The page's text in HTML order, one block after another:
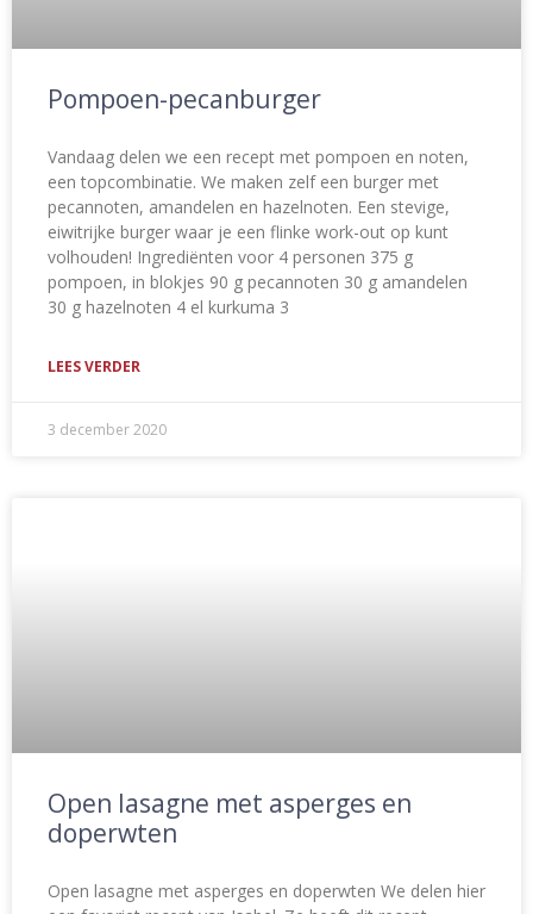
Pompoen-pecanburger
Vandaag delen we een recept met pompoen en noten,
een topcombinatie. We maken zelf een burger met
pecannoten, amandelen en hazelnoten. Een stevige,
eiwitrijke burger waar je een flinke work-out op kunt
volhouden! Ingrediënten voor 4 personen 375 g
pompoen, in blokjes 90 g pecannoten 30 g amandelen
30 g hazelnoten 4 el kurkuma 3
LEES VERDER
3 december 2020
Open lasagne met asperges en
doperwten
Open lasagne met asperges en doperwten We delen hier